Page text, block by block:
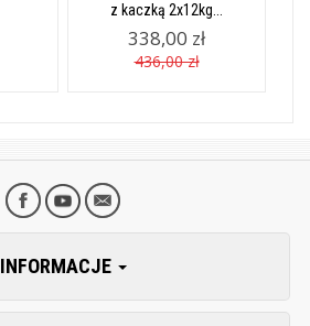
z kaczką 2x12kg...
338,00 zł
436,00 zł
INFORMACJE